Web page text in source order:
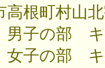
高根町村山
部 キャ
キャッ